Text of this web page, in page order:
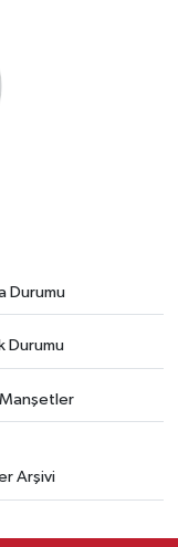
Durumu
Durumu
Manşetler
Arşivi